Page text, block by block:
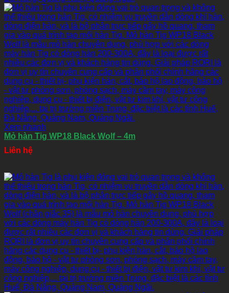
Xem nhanh
Mỏ hàn Tig WP18 Black Wolf – 4m
Liên hệ